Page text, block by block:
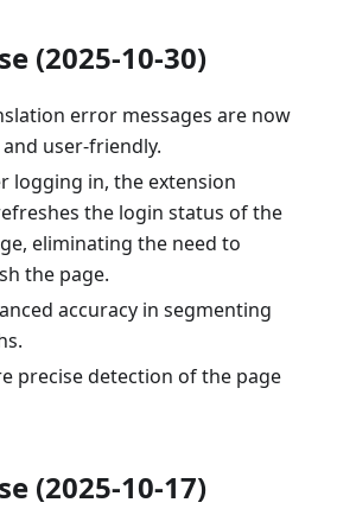
(2025-10-30)
error messages are now
user-friendly.
logging in, the extension
the login status of the
eliminating the need to
the page.
accuracy in segmenting
precise detection of the page
(2025-10-17)